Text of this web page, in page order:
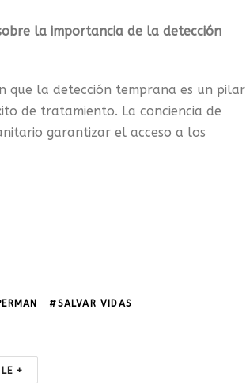
la importancia de la detección
que la detección temprana es un pilar
de tratamiento. La conciencia de
garantizar el acceso a los
#SALVAR VIDAS
+